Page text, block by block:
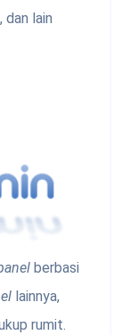
lain
berbasi
lainnya,
rumit.